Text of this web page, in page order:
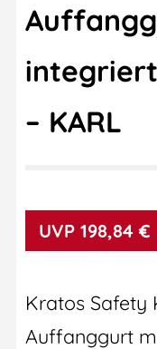
– KARL
198,84 €
Kratos Safety
Auffanggurt